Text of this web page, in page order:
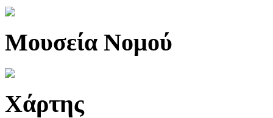
Μουσεία Νομού
Χάρτης